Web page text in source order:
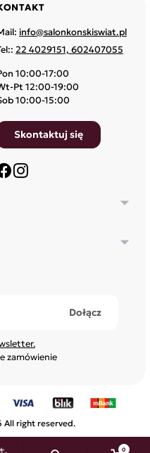
0


zamówienie
info@salonkonskiswiat.pl
22 4029151, 602407055
10:00-17:00
Pt 12:00-19:00
10:00-15:00
Skontaktuj się
All right reserved.